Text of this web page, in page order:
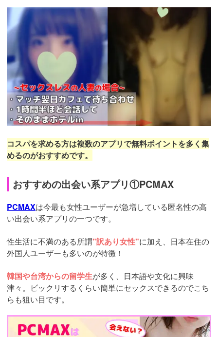
https://pcmax.jp/lp/?
ad_id=rm307152
コスパを求める方は複数のアプリで無料ポイントを多く集
めるのがおすすめです。
おすすめの出会い系アプリ①PCMAX
PCMAXは今最も女性ユーザーが急増している匿名性の高
い出会い系アプリの一つです。
性生活に不満のある所謂"訳あり女性"に加え、日本在住の
外国人ユーザーも多いのが特徴！
韓国や台湾からの留学生が多く、日本語や文化に興味
津々。ビックリするくらい簡単にセックスできるのでこち
らも狙い目です。
https://pcmax.jp/lp/?
ad_id=rm307152